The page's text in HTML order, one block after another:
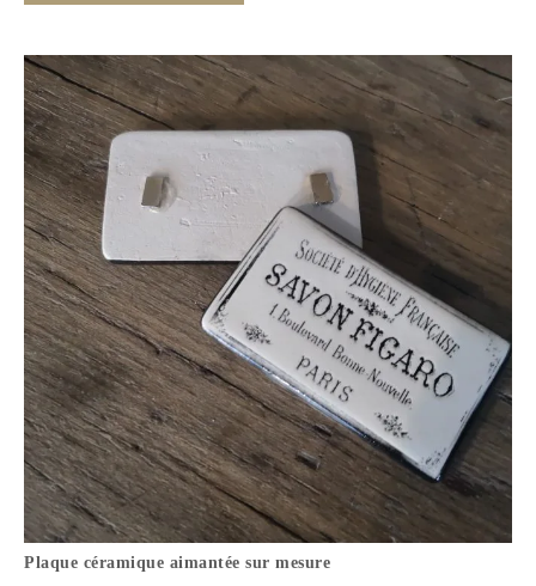
Plaque céramique aimantée sur mesure